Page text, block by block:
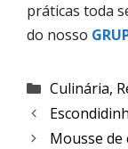
práticas toda
do nosso
Categorias
Culinária,
Mousse